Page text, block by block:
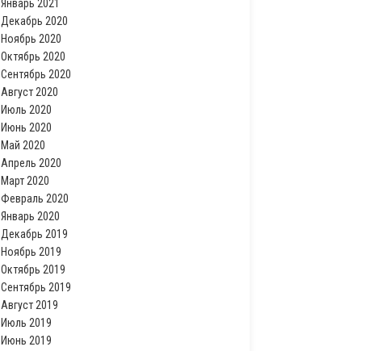
Январь 2021
Декабрь 2020
Ноябрь 2020
Октябрь 2020
Сентябрь 2020
Август 2020
Июль 2020
Июнь 2020
Май 2020
Апрель 2020
Март 2020
Февраль 2020
Январь 2020
Декабрь 2019
Ноябрь 2019
Октябрь 2019
Сентябрь 2019
Август 2019
Июль 2019
Июнь 2019